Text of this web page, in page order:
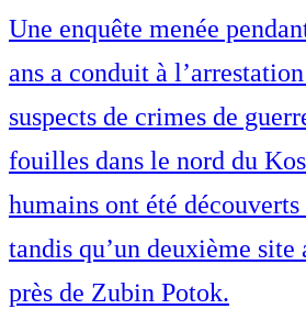
Une enquête menée
ans a conduit à
suspects de crimes de
fouilles dans le nord du
humains ont été
tandis qu’un deuxième
près de Zubin Potok.